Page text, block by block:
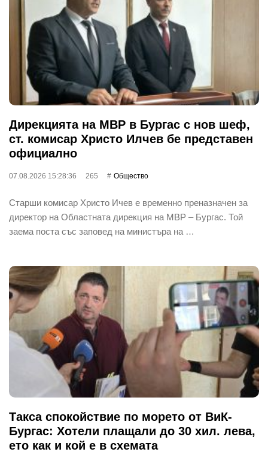
Дирекцията на МВР в Бургас с нов шеф,
ст. комисар Христо Илчев бе представен
официално
07.08.2026 15:28:36 265 Общество
Старши комисар Христо Ичев е временно преназначен за
директор на Областната дирекция на МВР – Бургас. Той
заема поста със заповед на министъра на …
Такса спокойствие по морето от ВиК-
Бургас: Хотели плащали до 30 хил. лева,
ето как и кой е в схемата